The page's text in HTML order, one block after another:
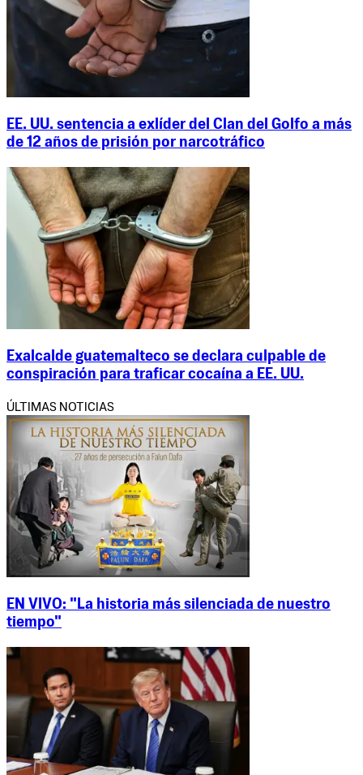
EE. UU. sentencia a exlíder del Clan del Golfo a más
de 12 años de prisión por narcotráfico
Exalcalde guatemalteco se declara culpable de
conspiración para traficar cocaína a EE. UU.
ÚLTIMAS NOTICIAS
EN VIVO: "La historia más silenciada de nuestro
tiempo"